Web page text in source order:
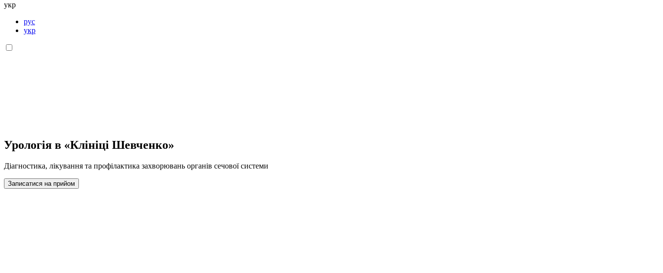
укр
рус
укр
Урологія в «Клініці Шевченко»
Діагностика, лікування та профілактика захворювань органів сечової системи
Записатися на прийом